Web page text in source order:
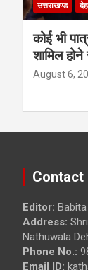
उत्तराखण्ड
कोई भी
शामिल
August 6,
Contact
Editor:
Address:
Nathuwala
Phone No.:
Email ID: